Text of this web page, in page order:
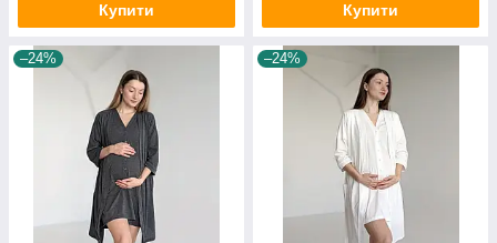
Купити Купити
–24% –24%